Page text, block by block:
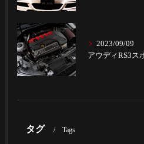
2023/09/09
タグ Tags